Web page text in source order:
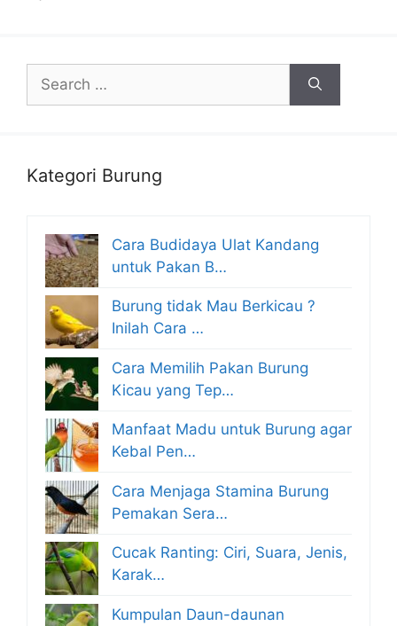
for:
Kategori Burung
Cara Budidaya Ulat Kandang
untuk Pakan B…
Burung tidak Mau Berkicau ?
Inilah Cara …
Cara Memilih Pakan Burung
Kicau yang Tep…
Manfaat Madu untuk Burung agar
Kebal Pen…
Cara Menjaga Stamina Burung
Pemakan Sera…
Cucak Ranting: Ciri, Suara, Jenis,
Karak…
Kumpulan Daun-daunan